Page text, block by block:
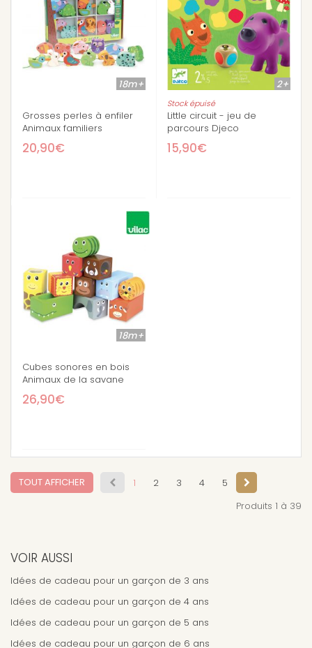
18m+
Grosses perles à enfiler
Animaux familiers
20,90€
2+
Stock épuisé
Little circuit - jeu de
parcours Djeco
15,90€
18m+
Cubes sonores en bois
Animaux de la savane
26,90€
TOUT AFFICHER 1 2 3 4
5
Produits 1 à 39
VOIR AUSSI
Idées de cadeau pour un garçon de 3 ans
Idées de cadeau pour un garçon de 4 ans
Idées de cadeau pour un garçon de 5 ans
Idées de cadeau pour un garçon de 6 ans